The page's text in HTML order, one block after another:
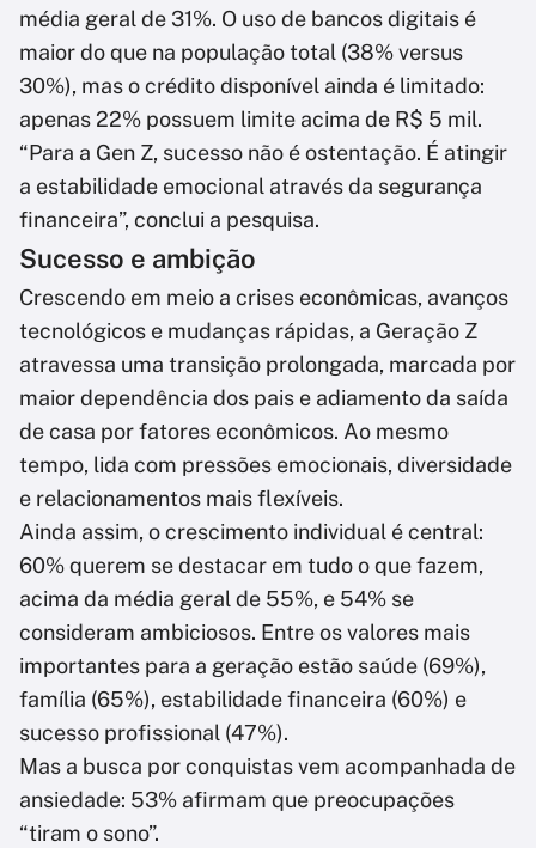
média geral de 31%. O uso de bancos digitais é
maior do que na população total (38% versus
30%), mas o crédito disponível ainda é limitado:
apenas 22% possuem limite acima de R$ 5 mil.
“Para a Gen Z, sucesso não é ostentação. É atingir
a estabilidade emocional através da segurança
financeira”, conclui a pesquisa.
Sucesso e ambição
Crescendo em meio a crises econômicas, avanços
tecnológicos e mudanças rápidas, a Geração Z
atravessa uma transição prolongada, marcada por
maior dependência dos pais e adiamento da saída
de casa por fatores econômicos. Ao mesmo
tempo, lida com pressões emocionais, diversidade
e relacionamentos mais flexíveis.
Ainda assim, o crescimento individual é central:
60% querem se destacar em tudo o que fazem,
acima da média geral de 55%, e 54% se
consideram ambiciosos. Entre os valores mais
importantes para a geração estão saúde (69%),
família (65%), estabilidade financeira (60%) e
sucesso profissional (47%).
Mas a busca por conquistas vem acompanhada de
ansiedade: 53% afirmam que preocupações
“tiram o sono”.